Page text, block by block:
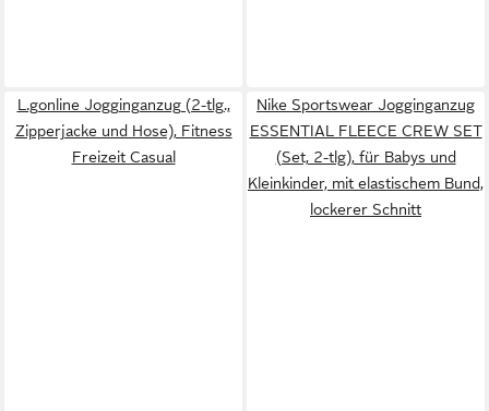
L.gonline Jogginganzug (2-tlg.,
Zipperjacke und Hose), Fitness
Freizeit Casual
Nike Sportswear Jogginganzug
ESSENTIAL FLEECE CREW SET
(Set, 2-tlg), für Babys und
Kleinkinder, mit elastischem Bund,
lockerer Schnitt